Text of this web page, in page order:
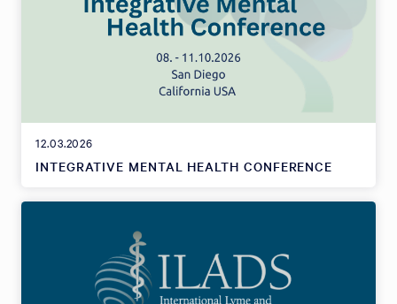
12.03.2026
INTEGRATIVE MENTAL HEALTH CONFERENCE